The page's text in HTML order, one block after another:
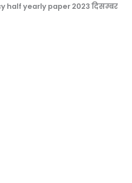
half yearly paper 2023 दिसम्बर